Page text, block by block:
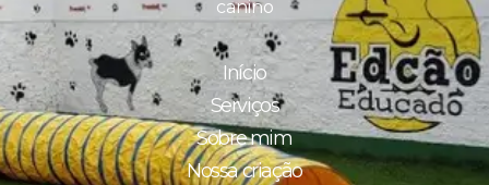
canino
Início
Serviços
Sobre mim
Nossa criação